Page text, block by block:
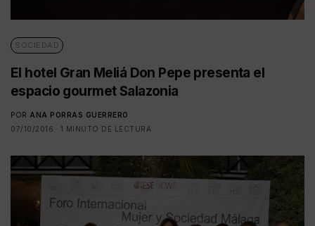
SOCIEDAD
El hotel Gran Meliá Don Pepe presenta el
espacio gourmet Salazonia
POR ANA PORRAS GUERRERO
07/10/2016
1 MINUTO DE LECTURA